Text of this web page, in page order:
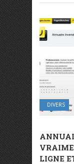
DIVERS
LIGNE